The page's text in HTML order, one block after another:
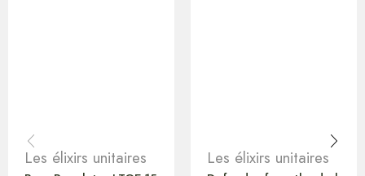
Les élixirs unitaires Les élixirs unitaires